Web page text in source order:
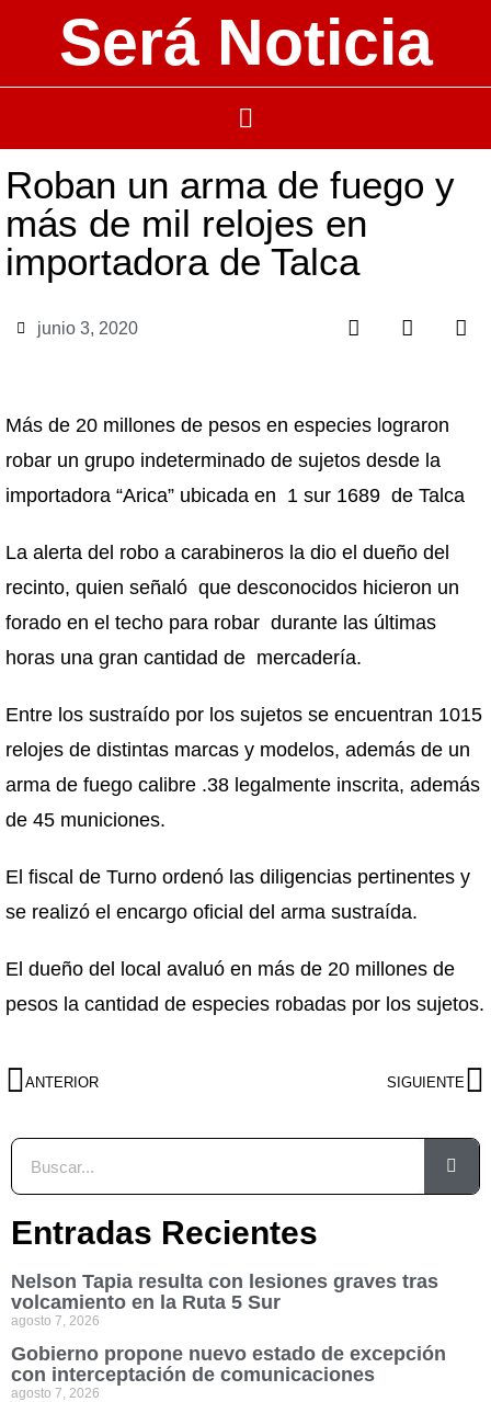
Será Noticia
Roban un arma de fuego y
más de mil relojes en
importadora de Talca
junio 3, 2020
Más de 20 millones de pesos en especies lograron
robar un grupo indeterminado de sujetos desde la
importadora “Arica” ubicada en 1 sur 1689 de Talca
La alerta del robo a carabineros la dio el dueño del
recinto, quien señaló que desconocidos hicieron un
forado en el techo para robar durante las últimas
horas una gran cantidad de mercadería.
Entre los sustraído por los sujetos se encuentran 1015
relojes de distintas marcas y modelos, además de un
arma de fuego calibre .38 legalmente inscrita, además
de 45 municiones.
El fiscal de Turno ordenó las diligencias pertinentes y
se realizó el encargo oficial del arma sustraída.
El dueño del local avaluó en más de 20 millones de
pesos la cantidad de especies robadas por los sujetos.
ANTERIOR SIGUIENTE
Entradas Recientes
Nelson Tapia resulta con lesiones graves tras
volcamiento en la Ruta 5 Sur
agosto 7, 2026
Gobierno propone nuevo estado de excepción
con interceptación de comunicaciones
agosto 7, 2026